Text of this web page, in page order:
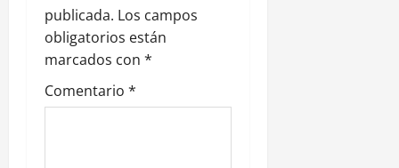
n
d
e
publicada. Los campos
obligatorios están
marcados con *
Comentario *